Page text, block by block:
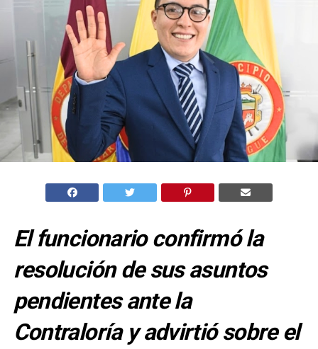
El funcionario confirmó la
resolución de sus asuntos
pendientes ante la
Contraloría y advirtió sobre el